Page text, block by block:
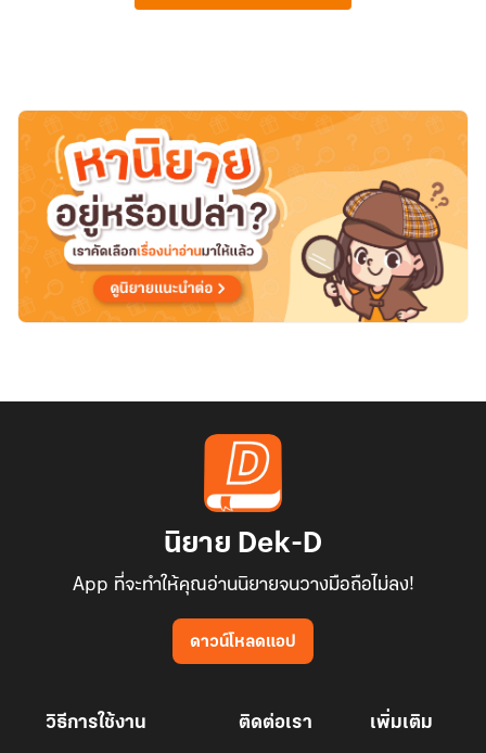
นิยาย Dek-D
App ที่จะทำให้คุณอ่านนิยายจนวางมือถือไม่ลง!
ดาวน์โหลดแอป
วิธีการใช้งาน ติดต่อเรา เพิ่มเติม